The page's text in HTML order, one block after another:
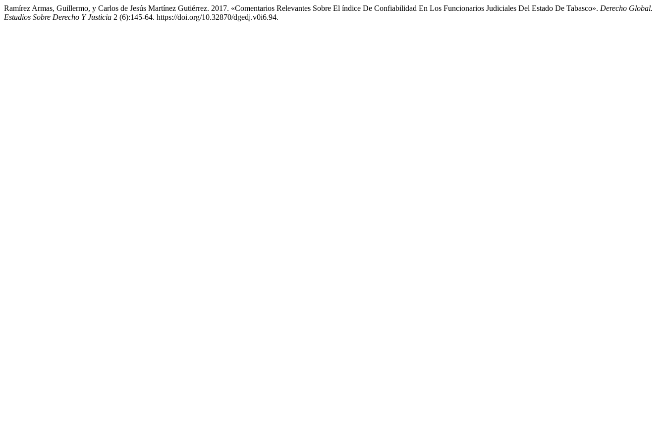
Ramírez Armas, Guillermo, y Carlos de Jesús Martínez Gutiérrez. 2017. «Comentarios Relevantes Sobre El índice De Confiabilidad En Los Funcionarios Judiciales Del Estado De Tabasco». Derecho Global.
Estudios Sobre Derecho Y Justicia 2 (6):145-64. https://doi.org/10.32870/dgedj.v0i6.94.